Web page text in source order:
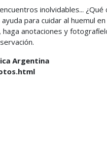
inolvidables...
para cuidar al huemul
anotaciones y
Argentina